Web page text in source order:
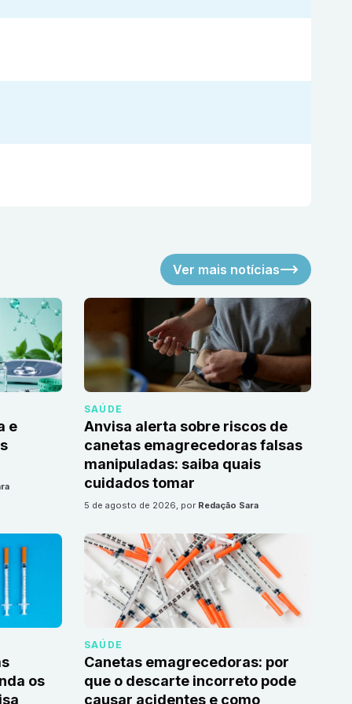
Ver mais notícias
e
SAÚDE
Anvisa alerta sobre riscos de
canetas emagrecedoras falsas
manipuladas: saiba quais
cuidados tomar
5 de agosto de 2026, por Redação Sara
os
SAÚDE
Canetas emagrecedoras: por
que o descarte incorreto pode
causar acidentes e como